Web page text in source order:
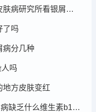
南京皮肤病研究所银屑病 南京皮肤病研究所看银屑病哪个医生厉害
了吗
病分几种
吗
地方皮肤变红
银屑病缺乏什么维生素b12 银屑病缺乏什么维生素b12可以补充